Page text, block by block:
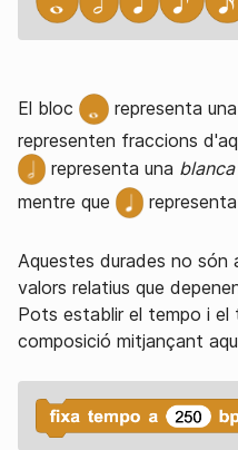
El bloc representa una
representen fraccions
representa una blanca
mentre que
Aquestes durades no són
valors relatius que
Pots establir el tempo i el
composició mitjançant